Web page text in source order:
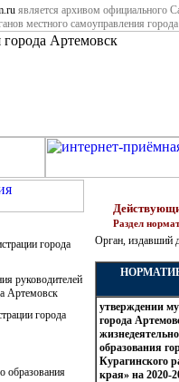
является архивом официального
местного самоуправления
города
руководителей
Артемовск
города
образования
Раздел
Орган, издавший
утверждении
города
образования
Курагинского
края» на 2020-